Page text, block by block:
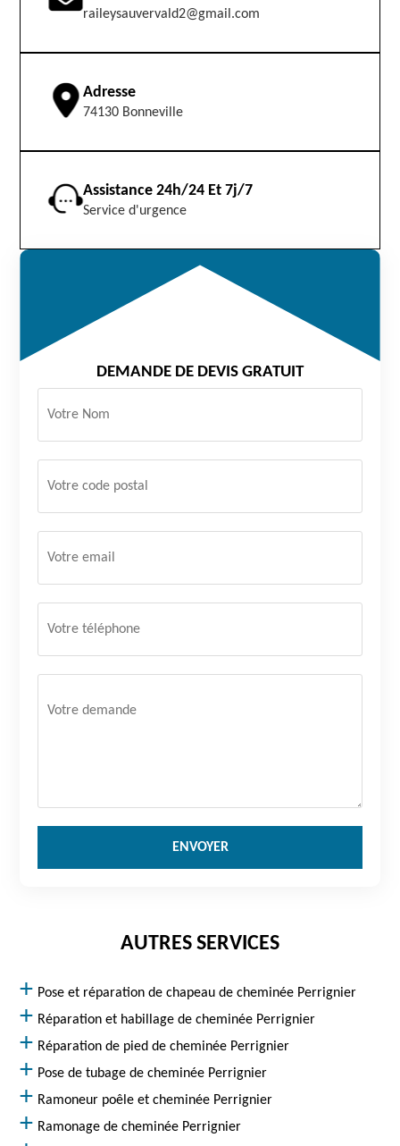
raileysauvervald2@gmail.com
Adresse
74130 Bonneville
Assistance 24h/24 Et 7j/7
Service d'urgence
DEMANDE DE DEVIS GRATUIT
AUTRES SERVICES
Pose et réparation de chapeau de cheminée Perrignier
Réparation et habillage de cheminée Perrignier
Réparation de pied de cheminée Perrignier
Pose de tubage de cheminée Perrignier
Ramoneur poêle et cheminée Perrignier
Ramonage de cheminée Perrignier